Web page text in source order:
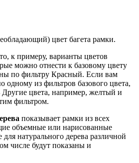
цвет багета рамки.
к примеру, варианты цветов
можно отнести к базовому цвету
по фильтру Красный. Если вам
одному из фильтров базового цвета,
Другие цвета, например, желтый и
фильтром.
показывает рамки из всех
объемные или нарисованные
натурального дерева различной
числе будут показаны и